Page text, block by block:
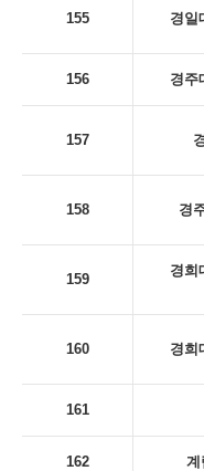
155 경일
156 경주
157
158 경
159
경희
160 경희
161
162 계